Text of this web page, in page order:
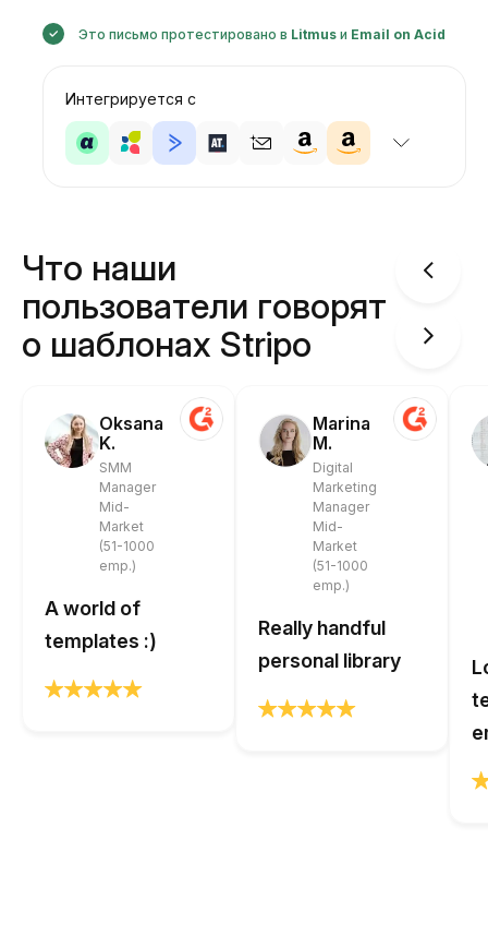
Это письмо протестировано в Litmusи Email on Acid
Интегрируется с
Что наши
пользователи говорят
о шаблонах Stripo
Oksana
K.
SMM
Manager
Mid-
Market
(51-1000
emp.)
A world of
templates :)
Marina
M.
Digital
Marketing
Manager
Mid-
Market
(51-1000
emp.)
Really handful
personal library